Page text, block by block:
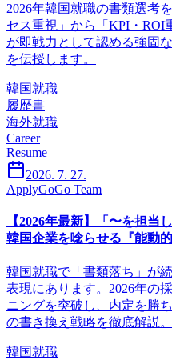
2026年韓国就職の書類選考
セス重視」から「KPI・ROI
が即戦力として認める強固
を伝授します。
韓国就職
履歴書
海外就職
Career
Resume
2026. 7. 27.
ApplyGoGo Team
【2026年最新】「〜を担当
韓国企業を唸らせる『能動
韓国就職で「書類落ち」が
表現にあります。2026年の
ニングを突破し、内定を勝
の書き換え戦略を徹底解説。
韓国就職